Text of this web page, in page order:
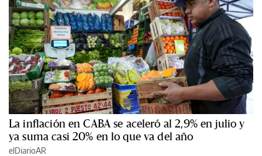
La inflación en CABA se aceleró al 2,9% en julio y
ya suma casi 20% en lo que va del año
elDiarioAR